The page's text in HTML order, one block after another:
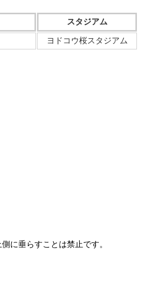
スタジアム
ヨドコウ桜スタジアム
に垂らすことは禁止です。